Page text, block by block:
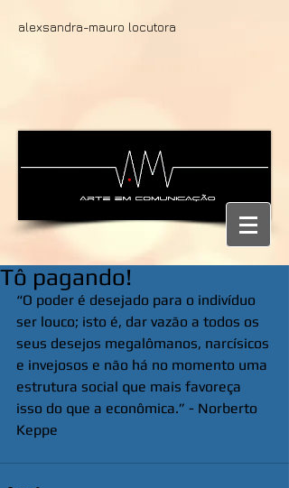
alexsandra-mauro locutora
Tô pagando!
“O poder é desejado para o indivíduo
ser louco; isto é, dar vazão a todos os
seus desejos megalômanos, narcísicos
e invejosos e não há no momento uma
estrutura social que mais favoreça
isso do que a econômica.” - Norberto
Keppe